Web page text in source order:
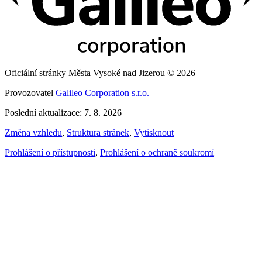
Oficiální stránky Města Vysoké nad Jizerou © 2026
Provozovatel Galileo Corporation s.r.o.
Poslední aktualizace: 7. 8. 2026
Změna vzhledu, Struktura stránek, Vytisknout
Prohlášení o přístupnosti, Prohlášení o ochraně soukromí